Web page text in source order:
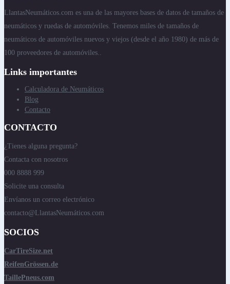
LlantasNeumáticos.com es una de las mayores bases de datos de tamaños de
neumáticos y ruedas de automóviles. Tenemos miles de tamaños de
neumáticos de automóviles nuevos y viejos (desde el año 1980) de más de
100 proveedores de automóviles..
Links importantes
Calculadora de Neumáticos
Blog
Contacto
CONTACTO
¿Tienes alguna pregunta?
Contacta con nosotros
000 8888 999
Solicite una consulta
Envíanos un correo electrónico
contacto@LlantasNeumáticos.com
SOCIOS
CarTireSize.net
ReifenGrössen.de
TaillePneus.com